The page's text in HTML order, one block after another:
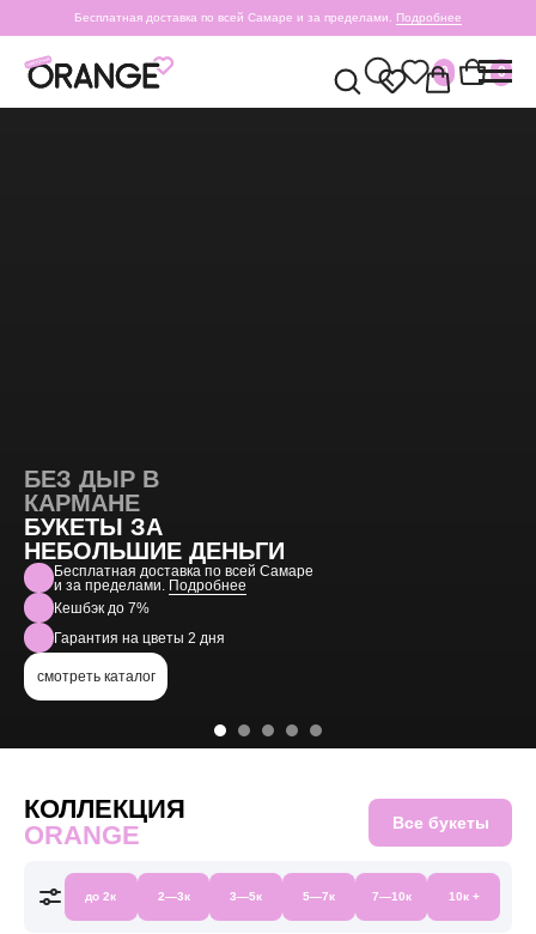
0 0
Бесплатная доставка по всей Самаре и за пределами. Подробнее
БЕЗ ДЫР В
КАРМАНЕ
БУКЕТЫ ЗА
НЕБОЛЬШИЕ ДЕНЬГИ
Бесплатная доставка по всей Самаре
и за пределами. Подробнее
Кешбэк до 7%
Гарантия на цветы 2 дня
смотреть каталог
КОЛЛЕКЦИЯ
ORANGE
Все букеты
до 2к 2—3к 3—5к 5—7к 7—10к 10к +